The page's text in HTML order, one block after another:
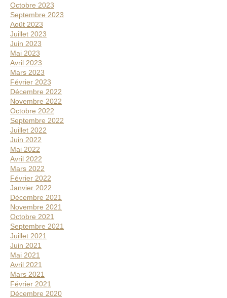
Octobre 2023
Septembre 2023
Août 2023
Juillet 2023
Juin 2023
Mai 2023
Avril 2023
Mars 2023
Février 2023
Décembre 2022
Novembre 2022
Octobre 2022
Septembre 2022
Juillet 2022
Juin 2022
Mai 2022
Avril 2022
Mars 2022
Février 2022
Janvier 2022
Décembre 2021
Novembre 2021
Octobre 2021
Septembre 2021
Juillet 2021
Juin 2021
Mai 2021
Avril 2021
Mars 2021
Février 2021
Décembre 2020